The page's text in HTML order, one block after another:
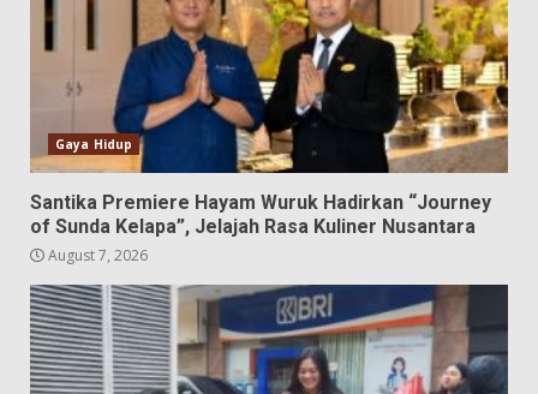
Gaya Hidup
Santika Premiere Hayam Wuruk Hadirkan “Journey
of Sunda Kelapa”, Jelajah Rasa Kuliner Nusantara
August 7, 2026